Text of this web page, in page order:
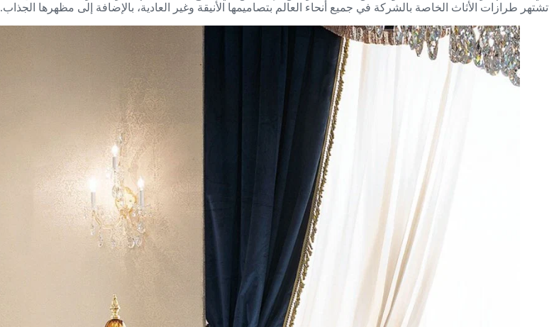
تشتهر طرازات الأثاث الخاصة بالشركة في جميع أنحاء العالم بتصاميمها الأنيقة وغير العادية، بالإضافة إلى مظهرها الجذاب.